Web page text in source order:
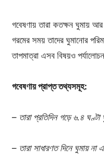
গবেষণায় তারা কতক্ষন ঘুমায়
গরমের সময় তাদের ঘুমানোর
তাপমাত্রা এসব বিষয়ও
গবেষণায় প্রাপ্ত তথ্যসমূহ:
– তারা প্রতিদিন গড়ে ৬.৪ ঘণ্টা
– তারা সাধারণত দিনে ঘুমায় না